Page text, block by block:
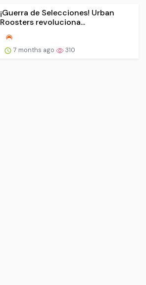
¡Guerra de Selecciones! Urban
Roosters revoluciona...
7 months ago 310